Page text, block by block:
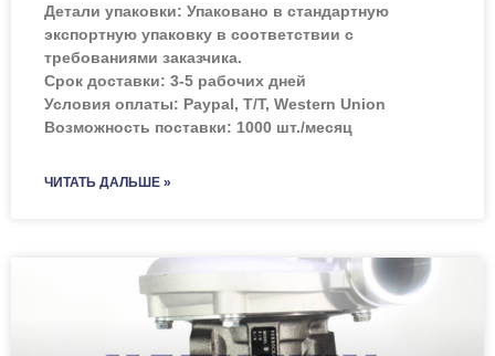
Детали упаковки: Упаковано в стандартную
экспортную упаковку в соответствии с
требованиями заказчика.
Срок доставки: 3-5 рабочих дней
Условия оплаты: Paypal, T/T, Western Union
Возможность поставки: 1000 шт./месяц
ЧИТАТЬ ДАЛЬШЕ »